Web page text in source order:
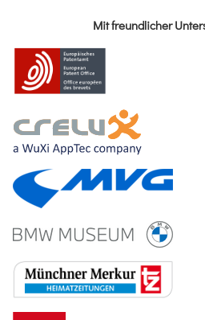
Mit freundlicher